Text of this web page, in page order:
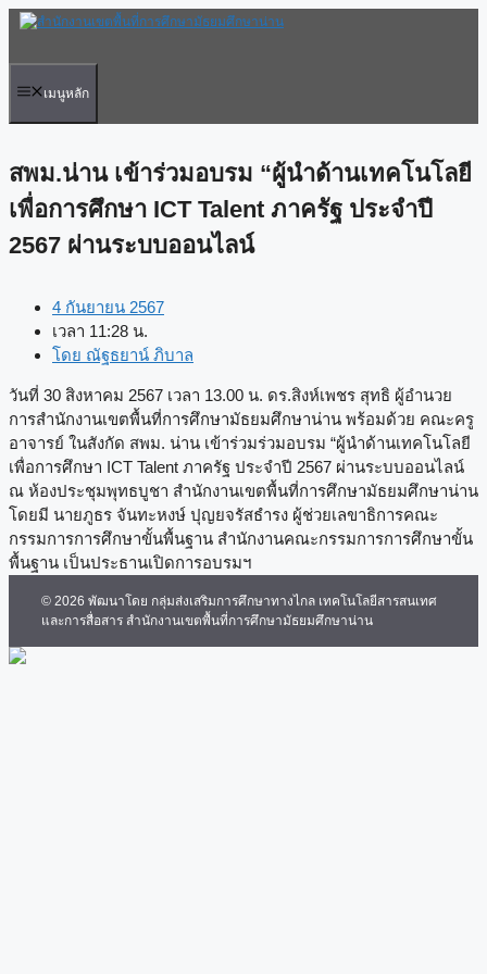
Skip
content
เมนูหลัก
สพม.น่าน เข้าร่วมอบรม “ผู้นำด้านเทคโนโลยี
เพื่อการศึกษา ICT Talent ภาครัฐ ประจำปี
2567 ผ่านระบบออนไลน์
4 กันยายน 2567
เวลา 11:28 น.
โดย ณัฐธยาน์ ภิบาล
วันที่ 30 สิงหาคม 2567 เวลา 13.00 น. ดร.สิงห์เพชร สุทธิ ผู้อำนวย
การสำนักงานเขตพื้นที่การศึกษามัธยมศึกษาน่าน พร้อมด้วย คณะครู
อาจารย์ ในสังกัด สพม. น่าน เข้าร่วมร่วมอบรม “ผู้นำด้านเทคโนโลยี
เพื่อการศึกษา ICT Talent ภาครัฐ ประจำปี 2567 ผ่านระบบออนไลน์
ณ ห้องประชุมพุทธบูชา สำนักงานเขตพื้นที่การศึกษามัธยมศึกษาน่าน
โดยมี นายภูธร จันทะหงษ์ ปุญยจรัสธำรง ผู้ช่วยเลขาธิการคณะ
กรรมการการศึกษาขั้นพื้นฐาน สำนักงานคณะกรรมการการศึกษาขั้น
พื้นฐาน เป็นประธานเปิดการอบรมฯ
© 2026 พัฒนาโดย กลุ่มส่งเสริมการศึกษาทางไกล เทคโนโลยีสารสนเทศ
และการสื่อสาร สำนักงานเขตพื้นที่การศึกษามัธยมศึกษาน่าน